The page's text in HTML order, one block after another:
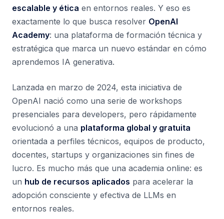
escalable y ética en entornos reales. Y eso es
exactamente lo que busca resolver OpenAI
Academy: una plataforma de formación técnica y
estratégica que marca un nuevo estándar en cómo
aprendemos IA generativa.
Lanzada en marzo de 2024, esta iniciativa de
OpenAI nació como una serie de workshops
presenciales para developers, pero rápidamente
evolucionó a una plataforma global y gratuita
orientada a perfiles técnicos, equipos de producto,
docentes, startups y organizaciones sin fines de
lucro. Es mucho más que una academia online: es
un hub de recursos aplicados para acelerar la
adopción consciente y efectiva de LLMs en
entornos reales.